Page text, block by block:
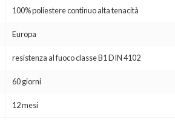
100% poliestere continuo alta tenacità
Europa
resistenza al fuoco classe B1 DIN 4102
60 giorni
12 mesi